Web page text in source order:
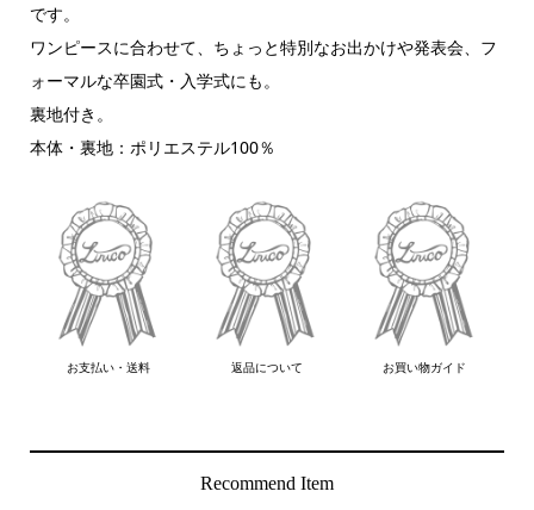
です。
ワンピースに合わせて、ちょっと特別なお出かけや発表会、フ
ォーマルな卒園式・入学式にも。
裏地付き。
本体・裏地：ポリエステル100％
お支払い・送料 返品について お買い物ガイド
Recommend Item